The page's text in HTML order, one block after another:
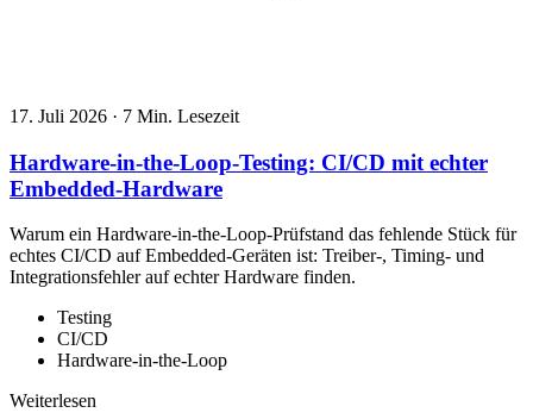
17. Juli 2026 · 7 Min. Lesezeit
Hardware-in-the-Loop-Testing: CI/CD mit echter
Embedded-Hardware
Warum ein Hardware-in-the-Loop-Prüfstand das fehlende Stück für
echtes CI/CD auf Embedded-Geräten ist: Treiber-, Timing- und
Integrationsfehler auf echter Hardware finden.
Testing
CI/CD
Hardware-in-the-Loop
Weiterlesen